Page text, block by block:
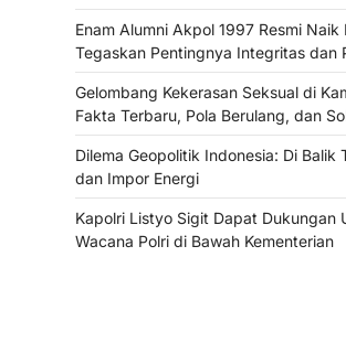
Enam Alumni Akpol 1997 Resmi
Tegaskan Pentingnya Integritas dan
Gelombang Kekerasan Seksual di
Fakta Terbaru, Pola Berulang, dan
Dilema Geopolitik Indonesia: Di Balik
dan Impor Energi
Kapolri Listyo Sigit Dapat Dukungan
Wacana Polri di Bawah Kementerian